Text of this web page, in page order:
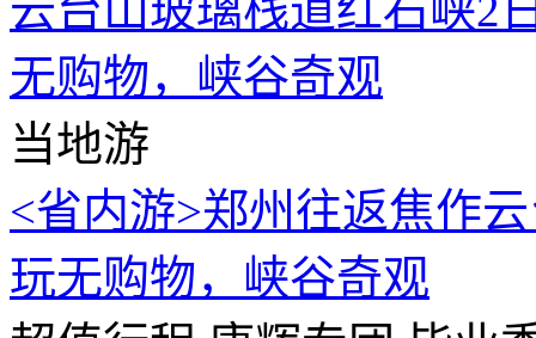
当地游
<省内游>郑州往返焦作
玩无购物，峡谷奇观